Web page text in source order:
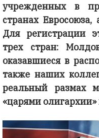
учрежденных в
странах
Для регистрации
трех стран:
оказавшиеся в
также наших
реальный размах
«царями